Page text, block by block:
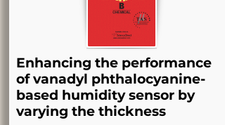
Enhancing the performance
of vanadyl phthalocyanine-
based humidity sensor by
varying the thickness